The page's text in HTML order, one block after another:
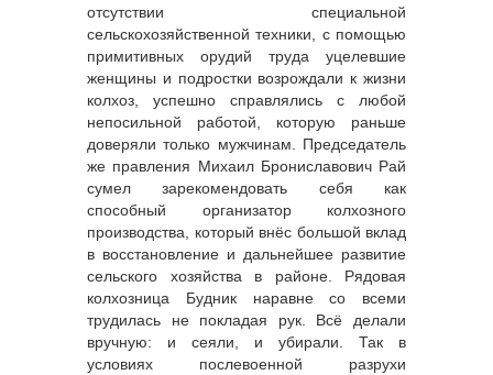
отсутствии специальной
сельскохозяйственной техники, с помощью
примитивных орудий труда уцелевшие
женщины и подростки возрождали к жизни
колхоз, успешно справлялись с любой
непосильной работой, которую раньше
доверяли только мужчинам. Председатель
же правления Михаил Брониславович Рай
сумел зарекомендовать себя как
способный организатор колхозного
производства, который внёс большой вклад
в восстановление и дальнейшее развитие
сельского хозяйства в районе. Рядовая
колхозница Будник наравне со всеми
трудилась не покладая рук. Всё делали
вручную: и сеяли, и убирали. Так в
условиях послевоенной разрухи